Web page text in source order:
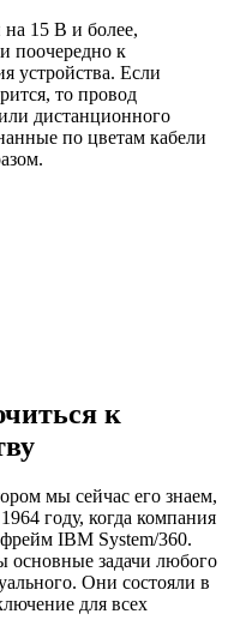
15 В и более,
поочередно к
устройства. Если
то провод
дистанционного
по цветам кабели
к
мы сейчас его знаем,
году, когда компания
IBM System/360.
основные задачи любого
Они состояли в
для всех